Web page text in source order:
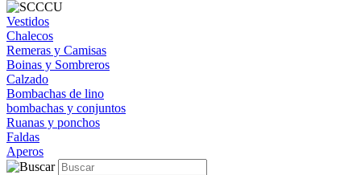
Vestidos
Chalecos
Remeras y Camisas
Boinas y Sombreros
Calzado
Bombachas de lino
bombachas y conjuntos
Ruanas y ponchos
Faldas
Aperos